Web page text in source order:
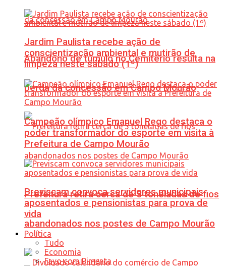
Abandono de túmulo no Cemitério resulta na
perda da concessão em Campo Mourão
Prefeitura retira cerca de 5 toneladas de fios
abandonados nos postes de Campo Mourão
Jardim Paulista recebe ação de
conscientização ambiental e mutirão de
limpeza neste sábado (1º)
Campeão olímpico Emanuel Rego destaca o
poder transformador do esporte em visita à
Prefeitura de Campo Mourão
Previscam convoca servidores municipais
aposentados e pensionistas para prova de
vida
Política
Tudo
Economia
Favo com Pimenta